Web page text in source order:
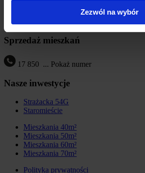
Zezwól na wybór
ul. Geodetów 3, 35-328 Rzeszów
NIP: 8133457889
Sprzedaż mieszkań
17 850 ... Pokaż numer
Nasze inwestycje
Strażacka 54G
Staromieście
Mieszkania 40m²
Mieszkania 50m²
Mieszkania 60m²
Mieszkania 70m²
Polityka prywatności